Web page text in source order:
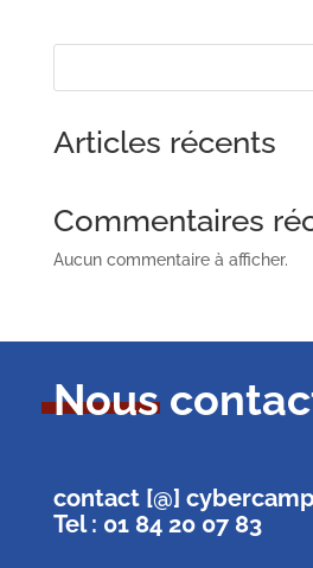
Articles récents
Commentaires
Aucun commentaire à afficher.
Nous
contact [@]
Tel : 01 84 20 07 83